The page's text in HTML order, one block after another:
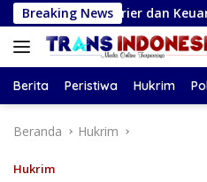
Langsung
ke
konten
Breaking News
Karier dan Keuangan
Berita Peristiwa Hukrim
Beranda Hukrim
Hukrim